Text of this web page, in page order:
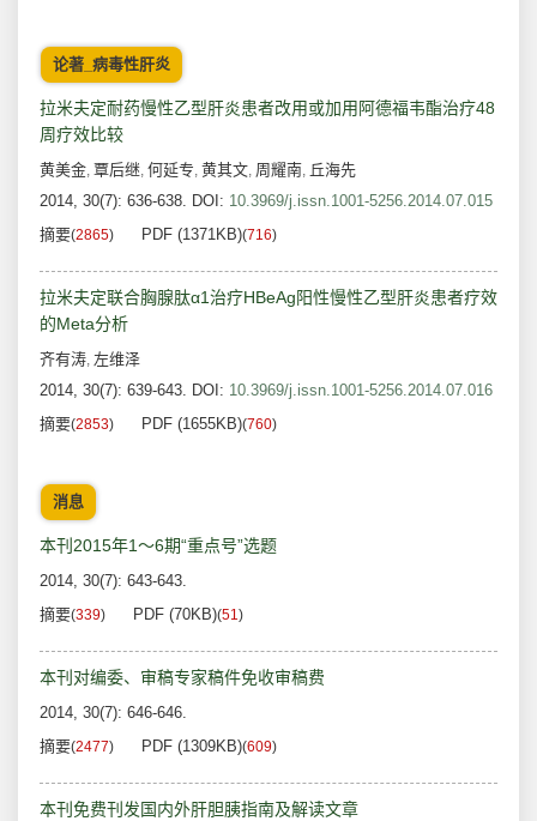
论著_病毒性肝炎
拉米夫定耐药慢性乙型肝炎患者改用或加用阿德福韦酯治疗48
周疗效比较
黄美金, 覃后继, 何延专, 黄其文, 周耀南, 丘海先
2014, 30(7): 636-638. DOI: 10.3969/j.issn.1001-5256.2014.07.015
摘要(2865) PDF (1371KB)(716)
拉米夫定联合胸腺肽α1治疗HBeAg阳性慢性乙型肝炎患者疗效
的Meta分析
齐有涛, 左维泽
2014, 30(7): 639-643. DOI: 10.3969/j.issn.1001-5256.2014.07.016
摘要(2853) PDF (1655KB)(760)
消息
本刊2015年1～6期“重点号”选题
2014, 30(7): 643-643.
摘要(339) PDF (70KB)(51)
本刊对编委、审稿专家稿件免收审稿费
2014, 30(7): 646-646.
摘要(2477) PDF (1309KB)(609)
本刊免费刊发国内外肝胆胰指南及解读文章